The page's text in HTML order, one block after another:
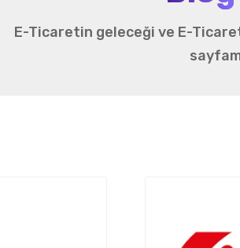
E-Ticaretin geleceği ve E-